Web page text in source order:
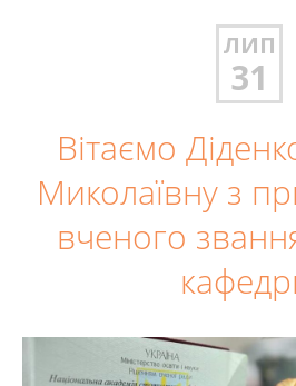
ЛИП
31
Вітаємо
Миколаївну з
вченого